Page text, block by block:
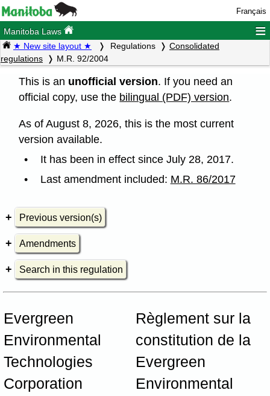
Français
Manitoba Laws ≡
★ New site layout ★ Regulations
Consolidated
regulations
M.R. 92/2004
This is an unofficial version. If you need an
official copy, use the bilingual (PDF) version.
As of August 8, 2026, this is the most current
version available.
It has been in effect since July 28, 2017.
Last amendment included: M.R. 86/2017
Previous version(s)
Amendments
Search in this regulation
Evergreen
Environmental
Technologies
Corporation
Règlement sur la
constitution de la
Evergreen
Environmental